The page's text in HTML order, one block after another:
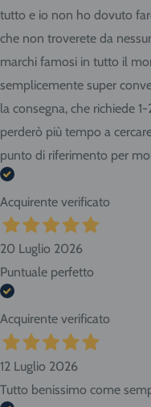
tutto e io non ho dovuto
che non troverete da
marchi famosi in tutto il
semplicemente super
la consegna, che richiede
perderò più tempo a
punto di riferimento per
Acquirente verificato
20 Luglio 2026
Puntuale perfetto
Acquirente verificato
12 Luglio 2026
Tutto benissimo come